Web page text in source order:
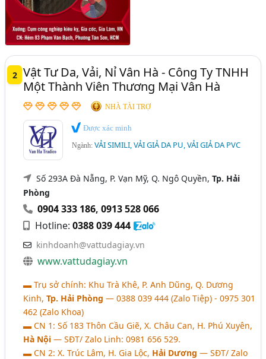
2 Vật Tư Da, Vải, Nỉ Vân Hà - Công Ty TNHH
Một Thành Viên Thương Mại Vân Hà
NHÀ TÀI TRỢ
Được xác minh
Ngành:VẢI SIMILI, VẢI GIẢ DA PU, VẢI GIẢ DA PVC
Số 293A Đà Nẵng, P. Vạn Mỹ, Q. Ngô Quyền,Tp. Hải
Phòng
0904 333 186,0913 528 066
Hotline:0388 039 444
kinhdoanh@vattudagiay.vn
www.vattudagiay.vn
▬ Trụ sở chính: Khu Trà Khê, P. Anh Dũng, Q. Dương
Kinh,Tp. Hải Phòng ― 0388 039 444 (Zalo Tiệp) - 0975 301
462 (Zalo Khoa)
▬ CN 1: Số 183 Thôn Cầu Giẽ, X. Châu Can, H. Phú Xuyên,
Hà Nội ― SĐT/ Zalo Linh: 0981 656 529.
▬ CN 2: X. Trúc Lâm, H. Gia Lộc, Hải Dương ― SĐT/ Zalo